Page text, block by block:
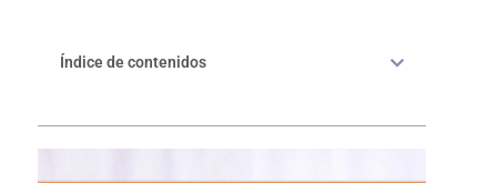
Índice de contenidos